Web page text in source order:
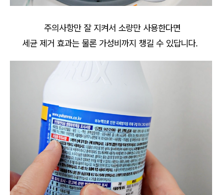
주의사항만 잘 지켜서 소량만 사용한다면
세균 제거 효과는 물론 가성비까지 챙길 수 있답니다.